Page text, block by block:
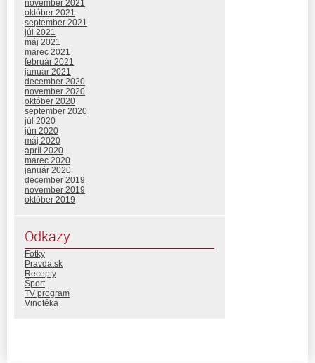
november 2021
október 2021
september 2021
júl 2021
máj 2021
marec 2021
február 2021
január 2021
december 2020
november 2020
október 2020
september 2020
júl 2020
jún 2020
máj 2020
apríl 2020
marec 2020
január 2020
december 2019
november 2019
október 2019
Odkazy
Fotky
Pravda.sk
Recepty
Šport
TV program
Vinotéka